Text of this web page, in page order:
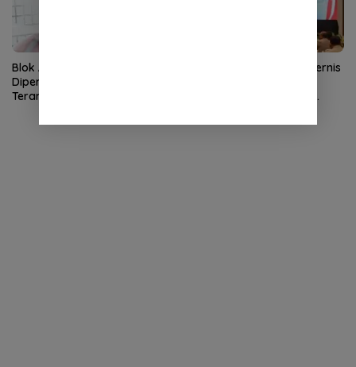
Blok Andaman
Dipertanyakan, Aceh Kembali
Terancam Jadi Penonton
Kapolda Aceh Buka Rakernis
Humanis